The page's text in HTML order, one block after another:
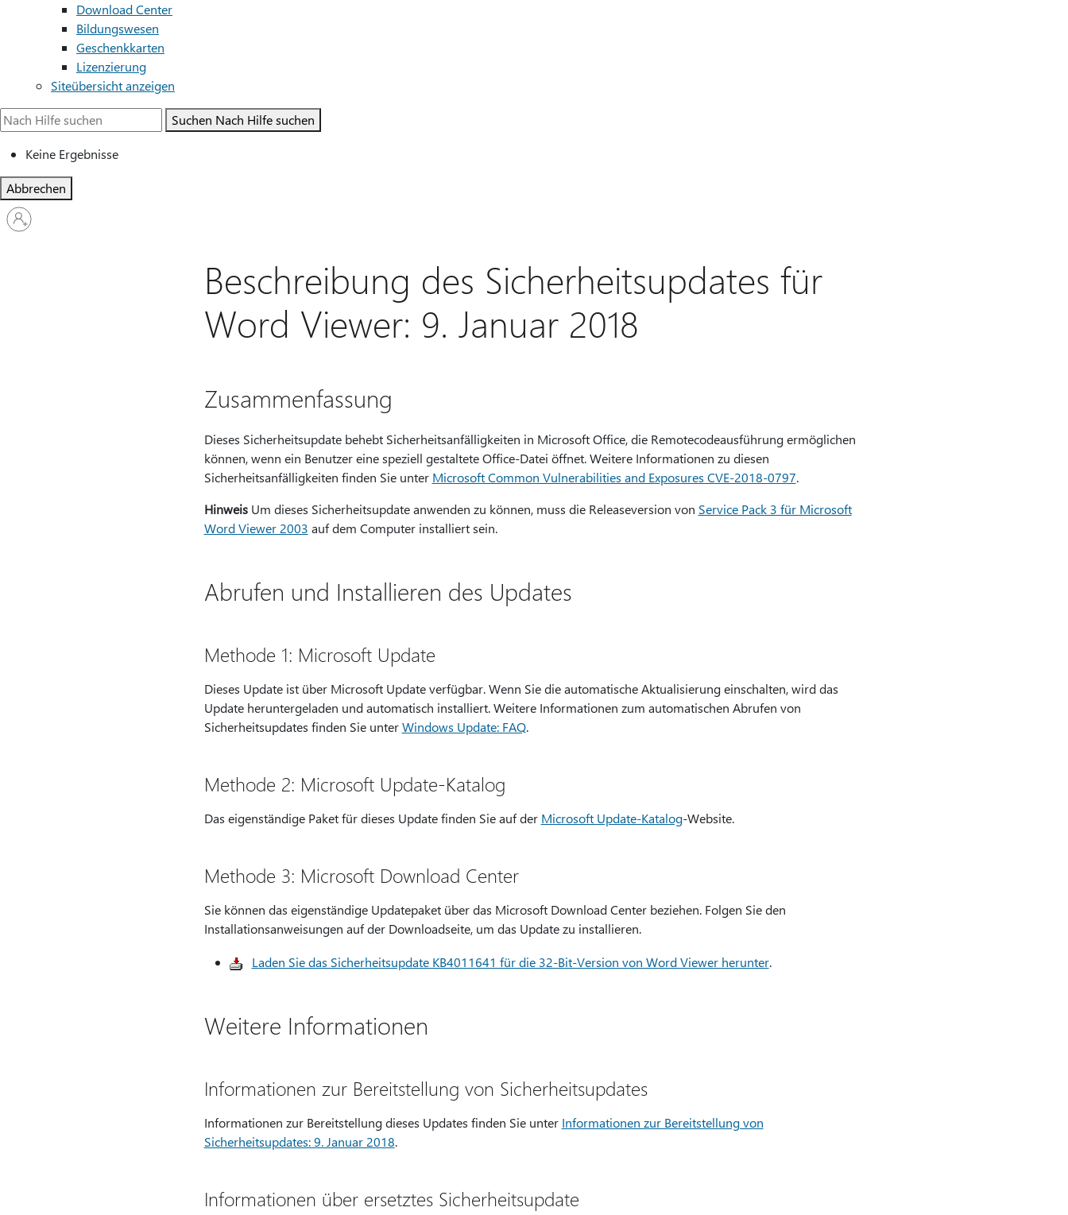
Download Center
Bildungswesen
Geschenkkarten
Lizenzierung
Siteübersicht anzeigen
Suchen Nach Hilfe suchen
Keine Ergebnisse
Abbrechen
Bei
Ihrem
Beschreibung des Sicherheitsupdates für
Word Viewer: 9. Januar 2018
Zusammenfassung
Dieses Sicherheitsupdate behebt Sicherheitsanfälligkeiten in Microsoft Office, die Remotecodeausführung ermöglichen
können, wenn ein Benutzer eine speziell gestaltete Office-Datei öffnet. Weitere Informationen zu diesen
Sicherheitsanfälligkeiten finden Sie unter Microsoft Common Vulnerabilities and Exposures CVE-2018-0797.
HinweisUm dieses Sicherheitsupdate anwenden zu können, muss die Releaseversion von Service Pack 3 für Microsoft
Word Viewer 2003 auf dem Computer installiert sein.
Abrufen und Installieren des Updates
Methode 1: Microsoft Update
Dieses Update ist über Microsoft Update verfügbar. Wenn Sie die automatische Aktualisierung einschalten, wird das
Update heruntergeladen und automatisch installiert. Weitere Informationen zum automatischen Abrufen von
Sicherheitsupdates finden Sie unterWindows Update: FAQ.
Methode 2: Microsoft Update-Katalog
Das eigenständige Paket für dieses Update finden Sie auf der Microsoft Update-Katalog-Website.
Methode 3: Microsoft Download Center
Sie können das eigenständige Updatepaket über das Microsoft Download Center beziehen. Folgen Sie den
Installationsanweisungen auf der Downloadseite, um das Update zu installieren.
Laden Sie das Sicherheitsupdate KB4011641 für die 32-Bit-Version von Word Viewer herunter.
Weitere Informationen
Informationen zur Bereitstellung von Sicherheitsupdates
Informationen zur Bereitstellung dieses Updates finden Sie unter Informationen zur Bereitstellung von
Sicherheitsupdates: 9. Januar 2018.
Informationen über ersetztes Sicherheitsupdate